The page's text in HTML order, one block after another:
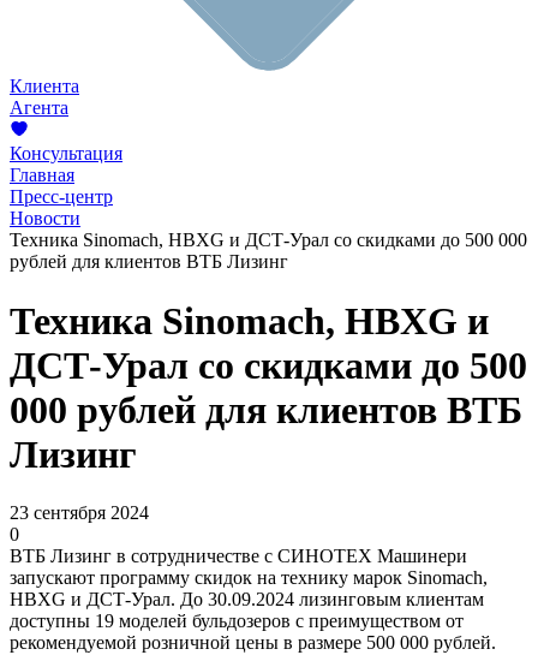
Клиента
Агента
Консультация
Главная
Пресс-центр
Новости
Техника Sinomach, HBXG и ДСТ-Урал со скидками до 500 000
рублей для клиентов ВТБ Лизинг
Техника Sinomach, HBXG и
ДСТ-Урал со скидками до 500
000 рублей для клиентов ВТБ
Лизинг
23 сентября 2024
0
ВТБ Лизинг в сотрудничестве с СИНОТЕХ Машинери
запускают программу скидок на технику марок Sinomach,
HBXG и ДСТ-Урал. До 30.09.2024 лизинговым клиентам
доступны 19 моделей бульдозеров с преимуществом от
рекомендуемой розничной цены в размере 500 000 рублей.